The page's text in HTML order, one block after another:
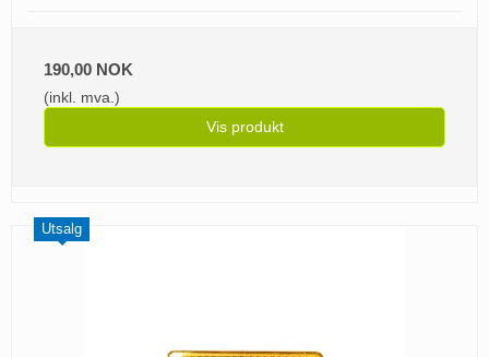
190,00 NOK
(inkl. mva.)
Vis produkt
Utsalg